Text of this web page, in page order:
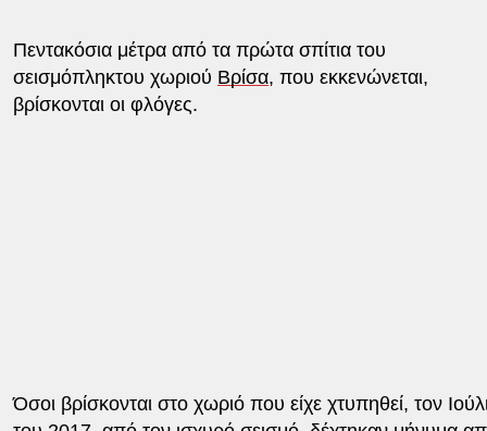
Πεντακόσια μέτρα από τα πρώτα σπίτια του
σεισμόπληκτου χωριού Βρίσα, που εκκενώνεται,
βρίσκονται οι φλόγες.
Όσοι βρίσκονται στο χωριό που είχε χτυπηθεί, τον